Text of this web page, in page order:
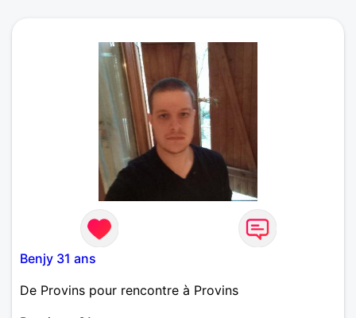
Benjy 31 ans
De Provins pour rencontre à Provins